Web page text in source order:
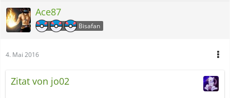
Ace87
Bisafan
4. Mai 2016
Zitat von jo02